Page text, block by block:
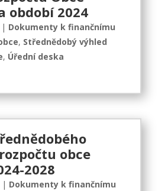
období 2024
| Dokumenty k finančnímu
, Střednědobý výhled
, Úřední deska
obce
2028
| Dokumenty k finančnímu